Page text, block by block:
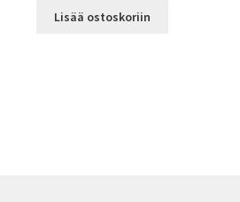
Lisää ostoskoriin